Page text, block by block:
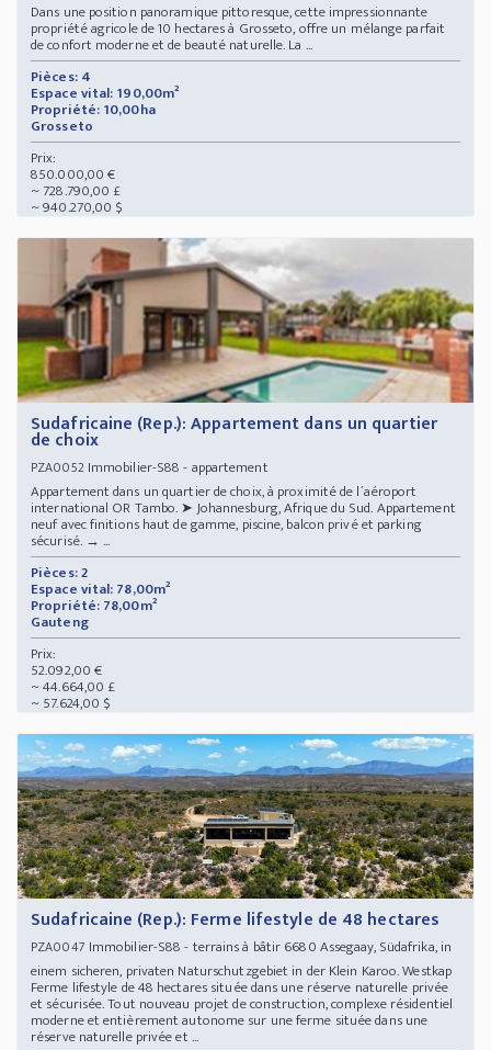
Dans une position panoramique pittoresque, cette impressionnante
propriété agricole de 10 hectares à Grosseto, offre un mélange parfait
de confort moderne et de beauté naturelle. La ...
Pièces: 4
Espace vital: 190,00m²
Propriété: 10,00ha
Grosseto
Prix:
850.000,00 €
~ 728.790,00 £
~ 940.270,00 $
Sudafricaine (Rep.): Appartement dans un quartier
de choix
PZA0052Immobilier-S88 - appartement
Appartement dans un quartier de choix, à proximité de l´aéroport
international OR Tambo. ➤ Johannesburg, Afrique du Sud. Appartement
neuf avec finitions haut de gamme, piscine, balcon privé et parking
sécurisé. → ...
Pièces: 2
Espace vital: 78,00m²
Propriété: 78,00m²
Gauteng
Prix:
52.092,00 €
~ 44.664,00 £
~ 57.624,00 $
Sudafricaine (Rep.): Ferme lifestyle de 48 hectares
PZA0047 Immobilier-S88 - terrains à bâtir 6680 Assegaay, Südafrika, in
einem sicheren, privaten Naturschutzgebiet in der Klein Karoo. Westkap
Ferme lifestyle de 48 hectares située dans une réserve naturelle privée
et sécurisée. Tout nouveau projet de construction, complexe résidentiel
moderne et entièrement autonome sur une ferme située dans une
réserve naturelle privée et ...